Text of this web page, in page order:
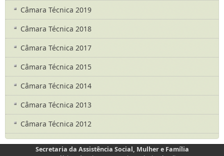
Câmara Técnica 2019
Câmara Técnica 2018
Câmara Técnica 2017
Câmara Técnica 2015
Câmara Técnica 2014
Câmara Técnica 2013
Câmara Técnica 2012
Secretaria da Assistência Social, Mulher e Família